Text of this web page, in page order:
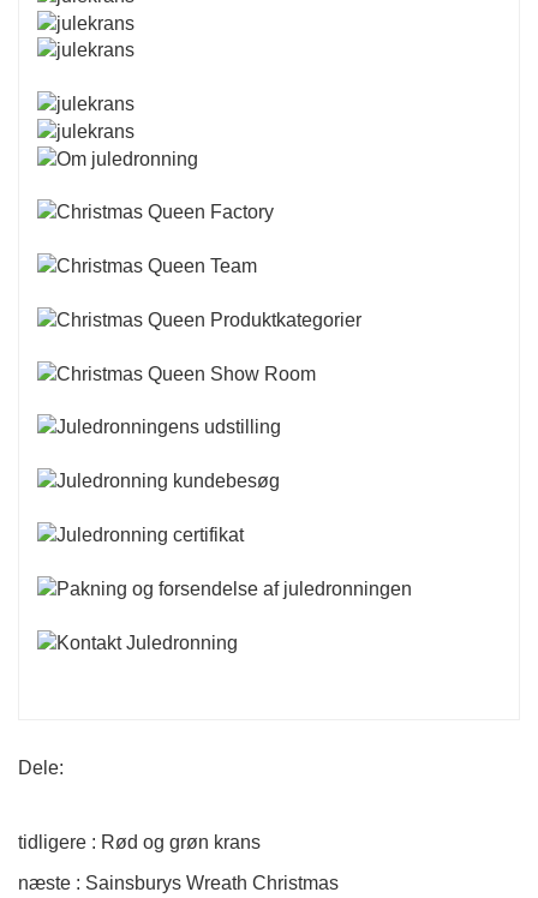
Dele:
tidligere : Rød og grøn krans
næste : Sainsburys Wreath Christmas